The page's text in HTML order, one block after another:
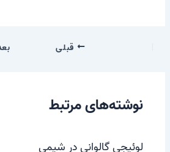
قبلی
نوشته‌های مرتبط
لوئیجی گالوانی در شیمی